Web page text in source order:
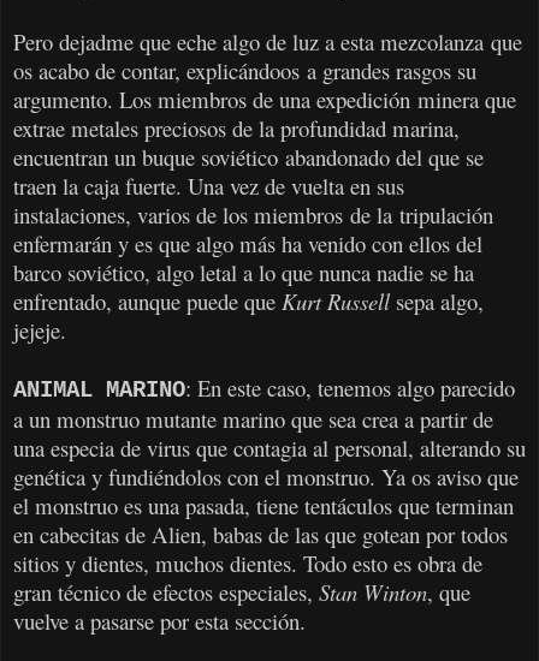
Pero dejadme que eche algo de luz a esta mezcolanza que
os acabo de contar, explicándoos a grandes rasgos su
argumento. Los miembros de una expedición minera que
extrae metales preciosos de la profundidad marina,
encuentran un buque soviético abandonado del que se
traen la caja fuerte. Una vez de vuelta en sus
instalaciones, varios de los miembros de la tripulación
enfermarán y es que algo más ha venido con ellos del
barco soviético, algo letal a lo que nunca nadie se ha
enfrentado, aunque puede que Kurt Russell sepa algo,
jejeje.
ANIMAL MARINO: En este caso, tenemos algo parecido
a un monstruo mutante marino que sea crea a partir de
una especia de virus que contagia al personal, alterando su
genética y fundiéndolos con el monstruo. Ya os aviso que
el monstruo es una pasada, tiene tentáculos que terminan
en cabecitas de Alien, babas de las que gotean por todos
sitios y dientes, muchos dientes. Todo esto es obra de
gran técnico de efectos especiales, Stan Winton, que
vuelve a pasarse por esta sección.